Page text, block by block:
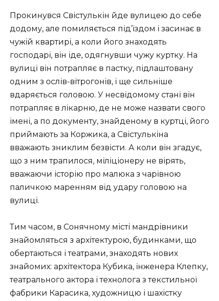
Прокинувся Свістулькін йде вулицею до себе
додому, але помиляється під’їздом і засинає в
чужій квартирі, а коли його знаходять
господарі, він іде, одягнувши чужу куртку. На
вулиці він потрапляє в пастку, підлаштовану
одним з ослів-вітрогонів, і ще сильніше
вдаряється головою. У несвідомому стані він
потрапляє в лікарню, де не може назвати свого
імені, а по документу, знайденому в куртці, його
приймають за Коржика, а Свістулькіна
вважають зниклим безвісти. А коли він згадує,
що з ним трапилося, міліціонеру не вірять,
вважаючи історію про малюка з чарівною
паличкою маренням від удару головою на
вулиці.
Тим часом, в Сонячному місті мандрівники
знайомляться з архітектурою, будинками, що
обертаються і театрами, знаходять нових
знайомих: архітектора Кубика, інженера Клепку,
театрального актора і технолога з текстильної
фабрики Карасика, художницю і шахістку